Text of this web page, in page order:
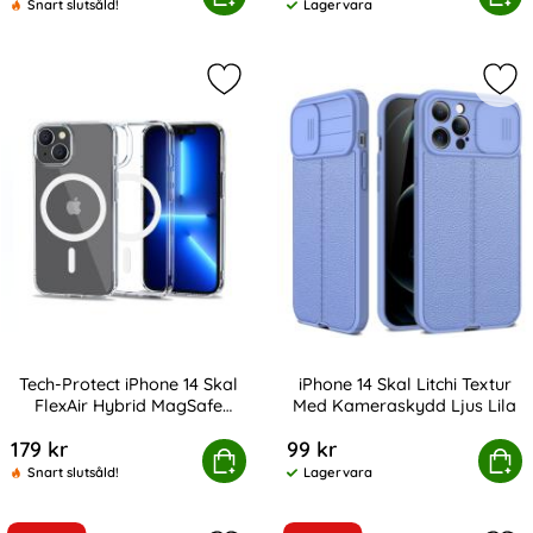
Snart slutsåld!
Tillgänglighet:
Lagervara
Tech-Protect iPhone 14 Skal
FlexAir Hybrid MagSafe
179 kr
Snart slutsåld!
Köp
iPhone 14 Skal FlexAir Hybrid MagSafe Transparent
Markera tech-Protect iPhone 14
iPhone 14 Skal Litchi Textur
Med Kameraskydd Ljus Lila
99 kr
Tillgänglighet:
Lagervara
Köp
iPhone 14 Skal Litchi Textur